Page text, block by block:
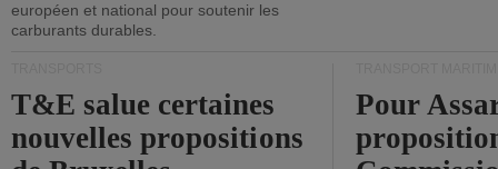
européen et national pour soutenir les
carburants durables.
T&E salue certaines
nouvelles propositions
Pour